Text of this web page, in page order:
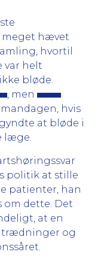
meget hævet
hvortil
var helt
bløde.
, men
hvis
at bløde i
læge.
politik at stille
patienter, han
dette. Det
at en
og